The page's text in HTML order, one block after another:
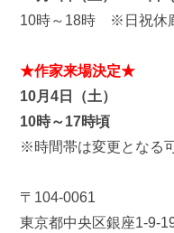
10時～18時 ※日祝休
★作家来場決定★
10月4日（土）
10時～17時頃
※時間帯は変更となる
〒104-0061
東京都中央区銀座1-9-